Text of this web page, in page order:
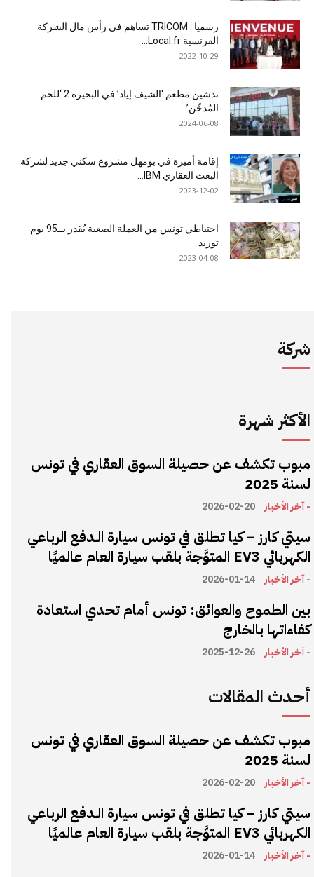
رسميا : TRICOM تساهم في رأس مال الشركة
الفرنسية Local.fr...
2022-10-29
تدشين مطعم ‘الشيف إياد’ في البحيرة 2 ‘للحم
المُدخّن’
2024-06-08
إقامة أميرة في بومهل مشروع سكني جديد لشركة
البعث العقاري IBM...
2023-12-02
احتياطي تونس من العملة الصعبة يُقدر بــ95 يوم
توريد
2023-04-08
شركة
الأكثر شهرة
مبوب تكشف عن حصيلة السوق العقاري في تونس
لسنة 2025
- آخر الأخبار 2026-02-20
سيتي كارز – كيا تطلق في تونس سيارة الـدفع الرباعي
الكهربائي EV3 المتوَّجة بلقب سيارة العام عالميًا
- آخر الأخبار 2026-01-14
بين الطموح والعوائق: تونس أمام تحدي استعادة
كفاءاتها بالخارج
- آخر الأخبار 2025-12-26
أحدث المقالات
مبوب تكشف عن حصيلة السوق العقاري في تونس
لسنة 2025
- آخر الأخبار 2026-02-20
سيتي كارز – كيا تطلق في تونس سيارة الـدفع الرباعي
الكهربائي EV3 المتوَّجة بلقب سيارة العام عالميًا
- آخر الأخبار 2026-01-14